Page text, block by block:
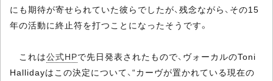
にも期待が寄せられていた彼らでしたが、残念ながら、その15
年の活動に終止符を打つことになったそうです。
これは公式HPで先日発表されたもので、ヴォーカルのToni
Hallidayはこの決定について、“カーヴが置かれている現在の